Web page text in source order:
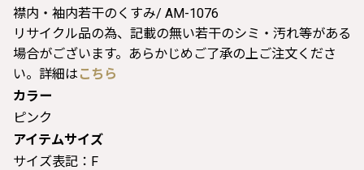
襟内・袖内若干のくすみ/ AM-1076
リサイクル品の為、記載の無い若干のシミ・汚れ等がある
場合がございます。あらかじめご了承の上ご注文くださ
い。詳細は こちら
カラー
ピンク
アイテムサイズ
サイズ表記：F